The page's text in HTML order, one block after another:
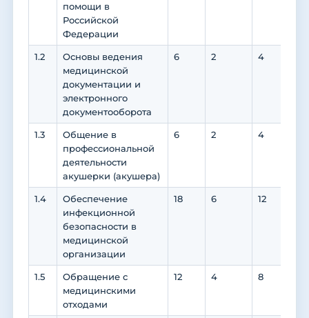
помощи в
Российской
Федерации
1.2
Основы ведения
медицинской
документации и
электронного
документооборота
6 2 4
1.3
Общение в
профессиональной
деятельности
акушерки (акушера)
6 2 4
1.4
Обеспечение
инфекционной
безопасности в
медицинской
организации
18 6 12
1.5
Обращение с
медицинскими
отходами
12 4 8